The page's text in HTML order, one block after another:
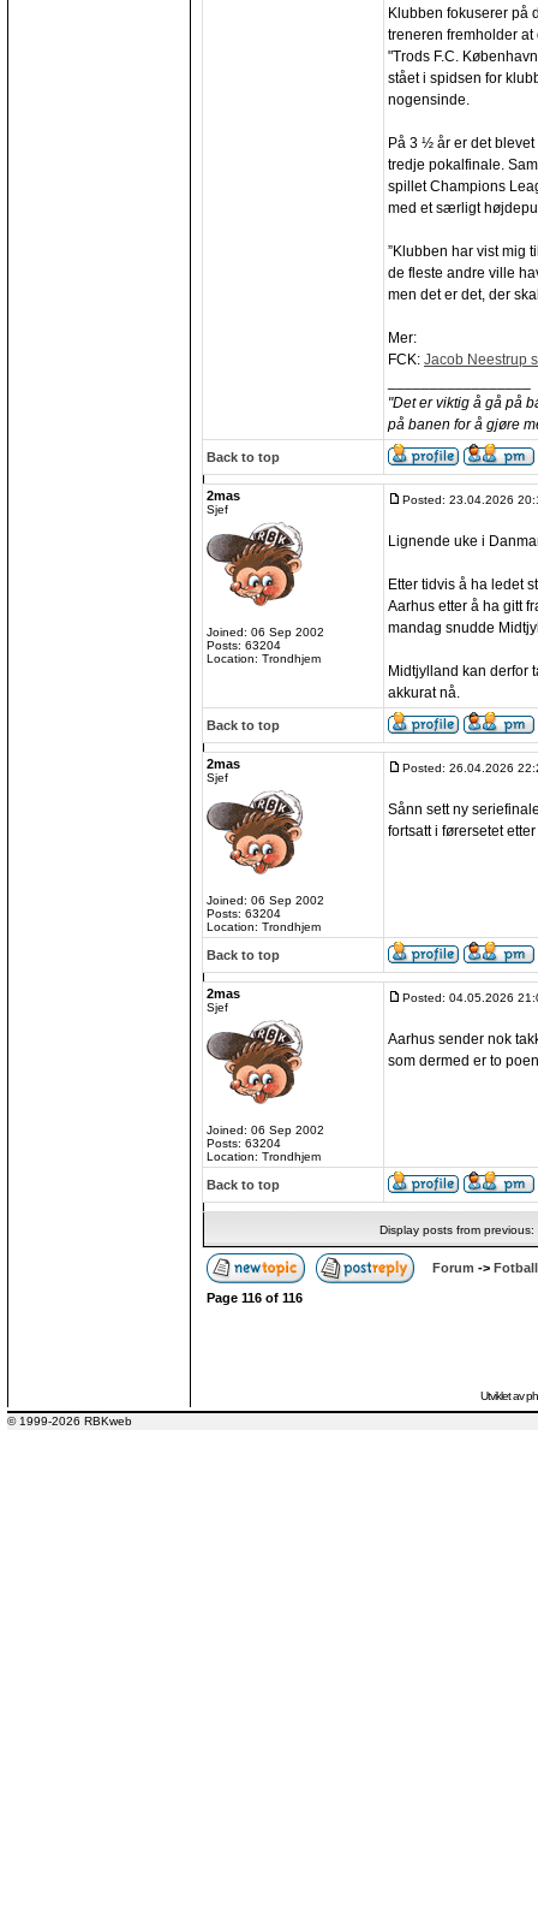
Klubben fokuserer på
treneren fremholder
"Trods F.C.
stået i spidsen for
nogensinde.
På 3 ½ år er det
tredje pokalfinale.
spillet Champions
med et særligt
”Klubben har vist mig
de fleste andre ville
men det er det, der
Mer:
FCK: Jacob Neestrup
"Det er viktig å gå på
på banen for å gjøre
Back to top
2mas
Sjef
Joined: 06 Sep 2002
Posts: 63204
Location: Trondhjem
Posted: 23.04.2026
Lignende uke i
Etter tidvis å ha ledet
Aarhus etter å ha gitt
mandag snudde
Midtjylland kan derfor
akkurat nå.
Back to top
2mas
Sjef
Joined: 06 Sep 2002
Posts: 63204
Location: Trondhjem
Posted: 26.04.2026
Sånn sett ny
fortsatt i førersetet
Back to top
2mas
Sjef
Joined: 06 Sep 2002
Posts: 63204
Location: Trondhjem
Posted: 04.05.2026
Aarhus sender nok
som dermed er to
Back to top
Display posts from previous:
Forum ->
Page 116 of 116
Utviklet av
© 1999-2026 RBKweb